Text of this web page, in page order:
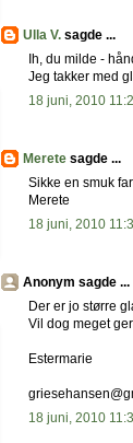
Ulla V. sagde ...
Ih, du milde -
Jeg takker med
18 juni, 2010
Merete sagde ...
Sikke en smuk
Merete
18 juni, 2010
Anonym sagde ...
Der er jo større
Vil dog meget
Estermarie
18 juni, 2010